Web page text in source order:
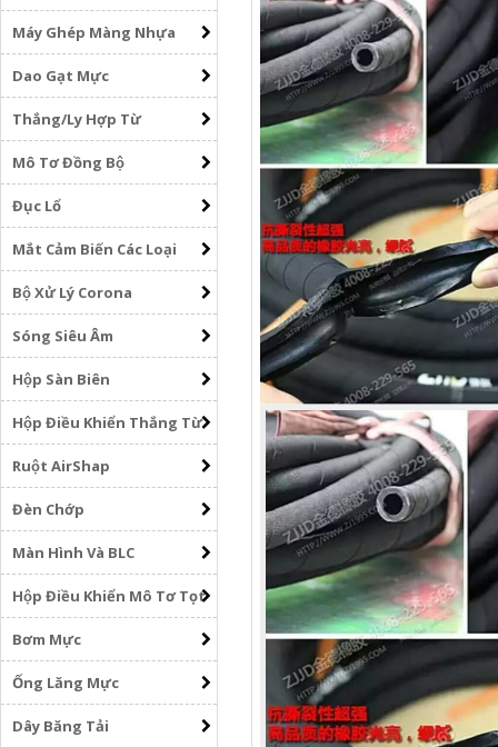
Máy Ghép Màng Nhựa
Dao Gạt Mực
Thắng/Ly Hợp Từ
Mô Tơ Đồng Bộ
Đục Lổ
Mắt Cảm Biến Các Loại
Bộ Xử Lý Corona
Sóng Siêu Âm
Hộp Sàn Biên
Hộp Điều Khiển Thắng Từ
Ruột AirShap
Đèn Chớp
Màn Hình Và BLC
Hộp Điều Khiển Mô Tơ Tọt
Bơm Mực
Ống Lăng Mực
Dây Băng Tải